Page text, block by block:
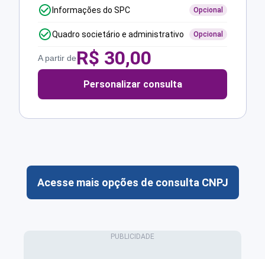
Informações do SPC Opcional
Quadro societário e administrativo Opcional
A partir deR$ 30,00
Personalizar consulta
Acesse mais opções de consulta CNPJ